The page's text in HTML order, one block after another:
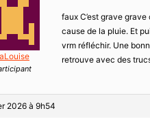
faux C’est grave
cause de la pluie. Et
vrm réfléchir. Une
retrouve avec des
2026 à 9h54